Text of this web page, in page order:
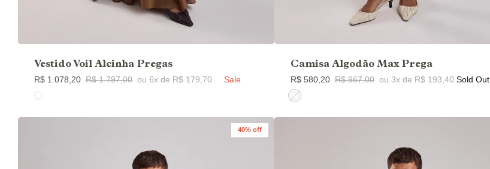
Vestido Voil Alcinha Pregas
R$ 1.078,20 R$ 1.797,00 ou 6x de R$ 179,70 Sale
Camisa Algodão Max Prega
R$ 580,20 R$ 967,00 ou 3x de R$ 193,40 Sold Out
40% off